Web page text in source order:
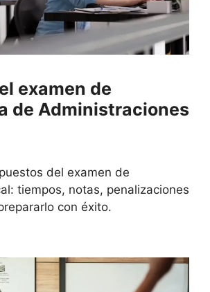
examen de
de Administraciones
del examen de
tiempos, notas, penalizaciones
con éxito.